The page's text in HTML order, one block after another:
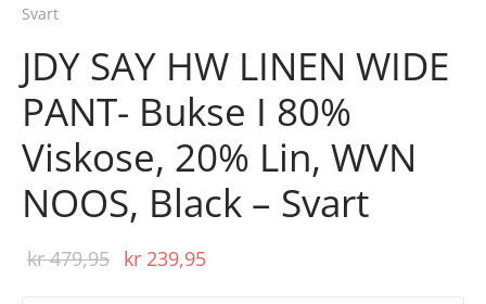
Svart
JDY SAY HW LINEN WIDE
PANT- Bukse I 80%
Viskose, 20% Lin, WVN
NOOS, Black – Svart
kr479,95 Opprinnelig
pris var:
kr 239,95
pris er: